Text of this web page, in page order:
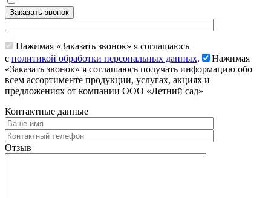
Заказать звонок
Нажимая «Заказать звонок» я соглашаюсь
с политикой обработки персональных данных.
Нажимая
«Заказать звонок» я соглашаюсь получать информацию обо
всем ассортименте продукции, услугах, акциях и
предложениях от компании ООО «Летний сад»
Контактные данные
Отзыв